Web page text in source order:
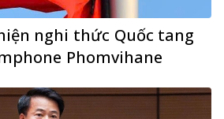
nghi thức Quốc tang
Phomvihane